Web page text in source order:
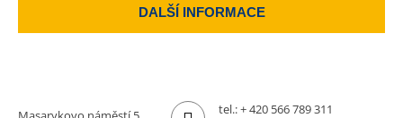
DALŠÍ INFORMACE
tel.:+ 420 566 789 311